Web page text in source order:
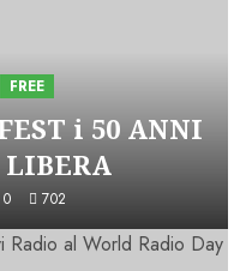
FREE
i 50 ANNI
0 702